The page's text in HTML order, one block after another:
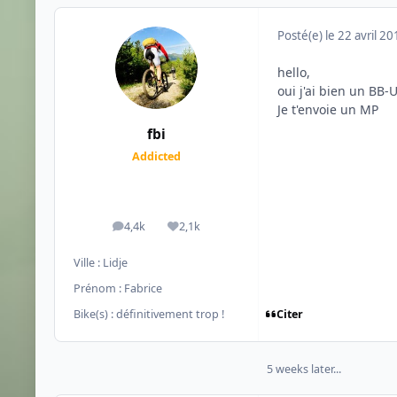
fbi
Addicted
4,4k
messages2,1k
Réputation
Ville : Lidje
Prénom : Fabrice
Bike(s) :définitivement trop !
Posté(e) le 22 avril
hello,
oui j'ai bien un BB-
Je t'envoie un MP
Citer
5 weeks later...